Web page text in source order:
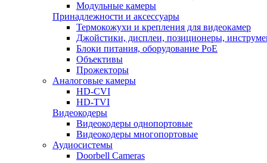
Модульные камеры
Принадлежности и аксессуары
Термокожухи и крепления для видеокамер
Джойстики, дисплеи, позиционеры,
Блоки питания, оборудование PoE
Объективы
Прожекторы
Аналоговые камеры
HD-CVI
HD-TVI
Видеокодеры
Видеокодеры однопортовые
Видеокодеры многопортовые
Аудиосистемы
Doorbell Cameras